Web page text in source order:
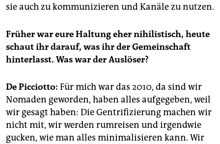
sie auch zu kommunizieren und Kanäle zu nutzen.
Früher war eure Haltung eher nihilistisch, heute
schaut ihr darauf, was ihr der Gemeinschaft
hinterlasst. Was war der Auslöser?
De Picciotto: Für mich war das 2010, da sind wir
Nomaden geworden, haben alles aufgegeben, weil
wir gesagt haben: Die Gentrifizierung machen wir
nicht mit, wir werden rumreisen und irgendwie
gucken, wie man alles minimalisieren kann. Wir